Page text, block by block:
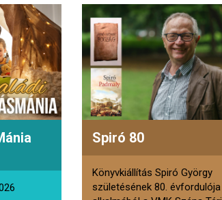
Spiró 80
Könyvkiállítás Spiró György
születésének 80. évfordulója